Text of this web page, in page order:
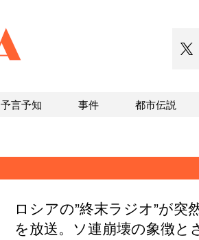
ロシアの”終末ラジオ”が突
を放送。ソ連崩壊の象徴と
予言予知 事件 都市伝説